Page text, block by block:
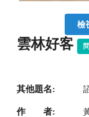
檢
雲林好客
其他題名:
作 者: